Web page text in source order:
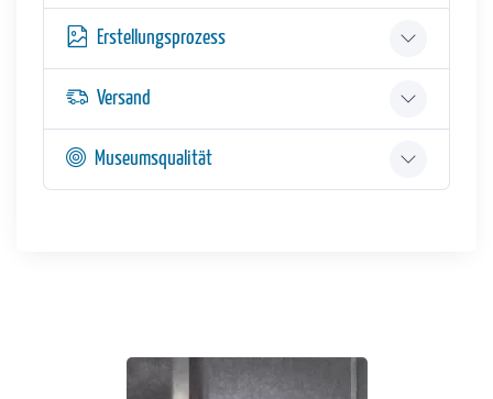
Erstellungsprozess
Versand
Museumsqualität